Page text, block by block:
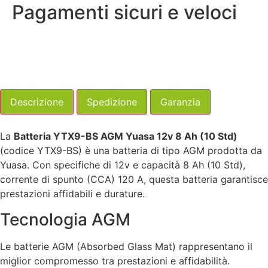
Pagamenti sicuri e veloci
Descrizione Spedizione Garanzia
La Batteria YTX9-BS AGM Yuasa 12v 8 Ah (10 Std)
(codice YTX9-BS) è una batteria di tipo AGM prodotta da
Yuasa. Con specifiche di 12v e capacità 8 Ah (10 Std),
corrente di spunto (CCA) 120 A, questa batteria garantisce
prestazioni affidabili e durature.
Tecnologia AGM
Le batterie AGM (Absorbed Glass Mat) rappresentano il
miglior compromesso tra prestazioni e affidabilità.